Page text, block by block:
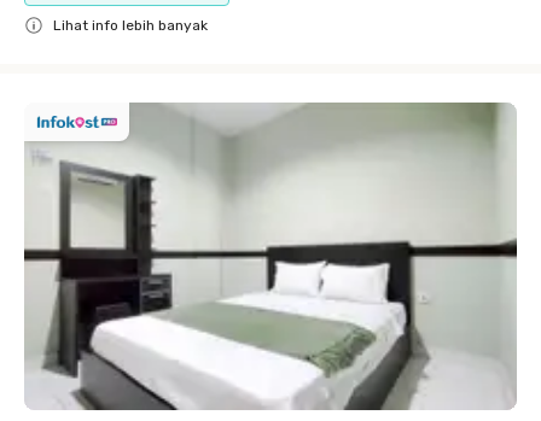
Lihat info lebih banyak